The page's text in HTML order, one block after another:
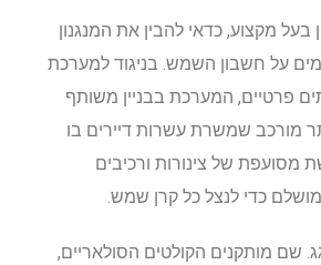
מקצוע, כדאי להבין את המנגנון
על חשבון השמש. בניגוד למערכת
פרטיים, המערכת בבניין משותף
מורכב שמשרת עשרות דיירים בו
של צינורות ורכיבים
כדי לנצל כל קרן שמש.
שם מותקנים הקולטים הסולאריים,